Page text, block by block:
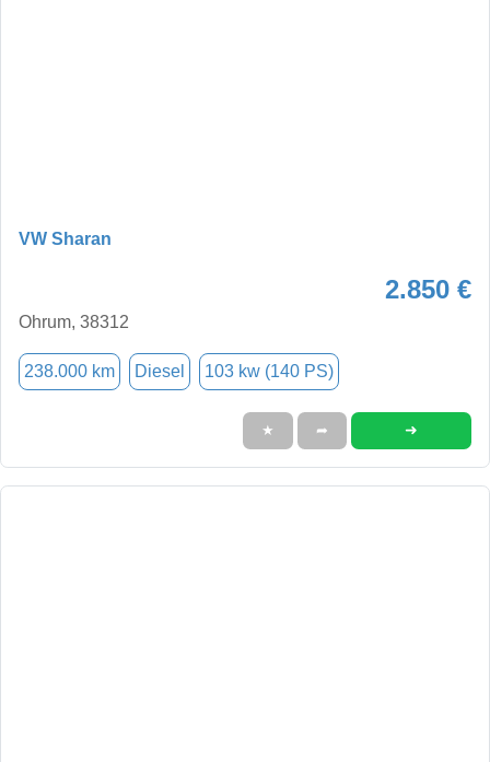
VW Sharan
2.850 €
Ohrum, 38312
238.000 km Diesel 103 kw (140 PS)
★ ➦ ➜